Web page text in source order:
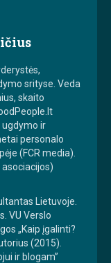
srityse. Veda
skaito
ugdymo ir
personalo
(FCR media).
Lietuvoje.
VU Verslo
„Kaip įgalinti?
(2015).
ir blogam”